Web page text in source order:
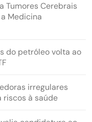
Tumores Cerebrais
Medicina
do petróleo volta ao
irregulares
riscos à saúde